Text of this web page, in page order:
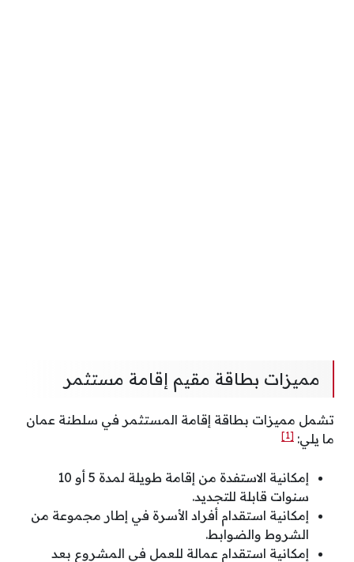
مميزات بطاقة مقيم إقامة مستثمر
تشمل مميزات بطاقة إقامة المستثمر في سلطنة عمان
ما يلي: [1]
إمكانية الاستفدة من إقامة طويلة لمدة 5 أو 10
سنوات قابلة للتجديد.
إمكانية استقدام أفراد الأسرة في إطار مجموعة من
الشروط والضوابط.
إمكانية استقدام عمالة للعمل في المشروع بعد